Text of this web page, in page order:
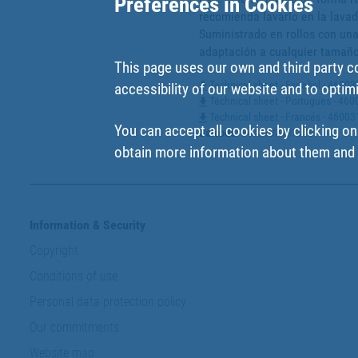
recomienda lavarlo en la
Suministrado en rollos con
Technical sheet - Español -
Technical sheet - Portugues -
Barcode:8445187487916
This page uses our own and third party
accessibility of our website and to
You can accept all cookies by clicking
obtain more information about them